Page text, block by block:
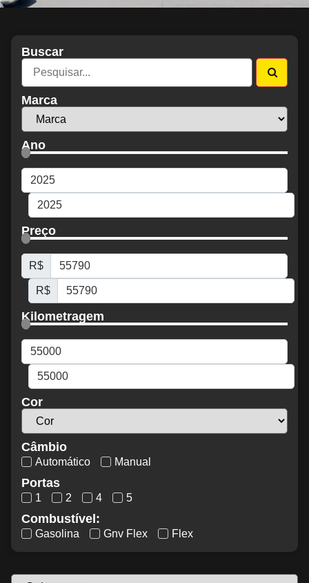
Buscar
Marca
Ano
Preço
R$
R$
Kilometragem
Cor
Câmbio
Automático Manual
Portas
1 2 4 5
Combustível:
Gasolina Gnv Flex Flex